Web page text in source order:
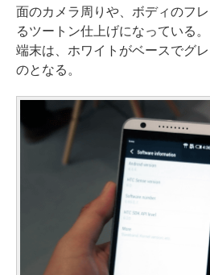
面のカメラ周りや、ボディのフ
るツートン仕上げになっている
端末は、ホワイトがベースでグ
のとなる。